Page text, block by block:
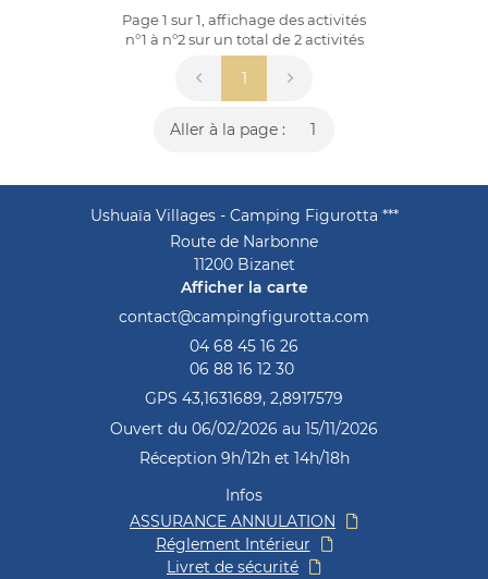
Page 1 sur 1, affichage des activités
n°1 à n°2 sur un total de 2activités
1
Aller à la page :
Ushuaïa Villages - Camping Figurotta ***
Route de Narbonne
11200 Bizanet
Afficher la carte
04 68 45 16 26
06 88 16 12 30
GPS 43,1631689, 2,8917579
Ouvert du 06/02/2026 au 15/11/2026
Réception 9h/12h et 14h/18h
Infos
ASSURANCE ANNULATION
Réglement Intérieur
Livret de sécurité